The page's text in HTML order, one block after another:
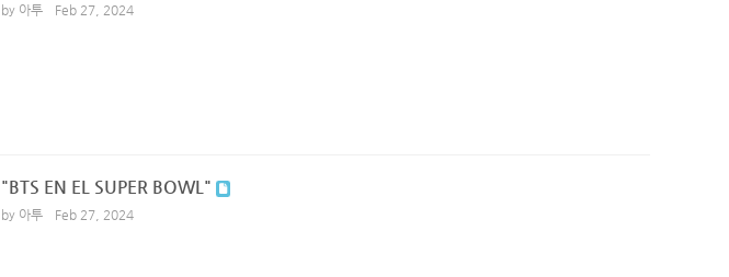
by 아투 Feb 27, 2024
"BTS EN EL SUPER BOWL"
by 아투 Feb 27, 2024